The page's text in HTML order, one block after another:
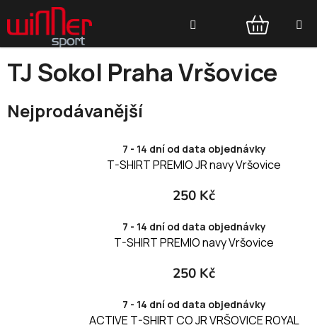
na
obsah
NÁKUPNÍ
KOŠÍK
TJ Sokol Praha Vršovice
Nejprodávanější
7 - 14 dní od data objednávky
T-SHIRT PREMIO JR navy Vršovice
250 Kč
7 - 14 dní od data objednávky
T-SHIRT PREMIO navy Vršovice
250 Kč
7 - 14 dní od data objednávky
ACTIVE T-SHIRT CO JR VRŠOVICE ROYAL